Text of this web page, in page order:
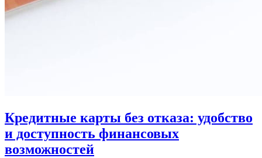
Кредитные карты без отказа: удобство
и доступность финансовых
возможностей